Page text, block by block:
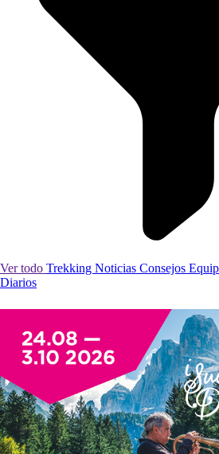
Ver todo Trekking Noticias Consejos
Diarios